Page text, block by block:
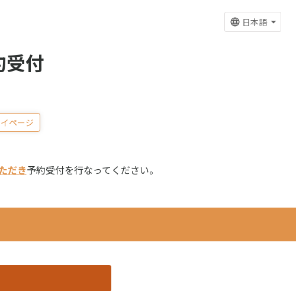
日本語
受付
ページ
だき予約受付を行なってください。